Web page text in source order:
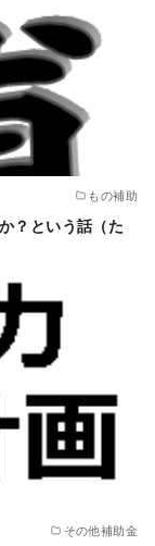
もの補助
？という話（た
その他補助金